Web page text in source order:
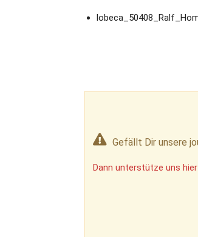
Gefällt Dir unsere
Dann unterstütze uns